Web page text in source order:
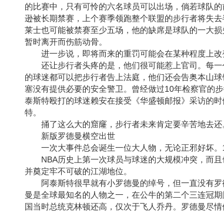
的比赛中，只有可怜的六名球员可以出场，倘若球队
逊被长期禁赛，上个赛季领跑整个联盟的步行者将失
莱士也可能被禁赛至少五场，他的缺席是球队的一大
暂时离开而伤筋动骨。
进一步说，即将而来的重罚可能会在某种程度上改
还让步行者头疼的是，他们很可能惹上官司。每一
的球迷都可以把步行者告上法庭，他们还会告奥本山
塞没有提供必要的安全警卫。曾经做过10年检察官的
泰斯特殴打的球迷赖安在接受《华盛顿邮报》采访的
特。
捅了这么大的窟窿，步行者未来肯定要辛苦地去还
新版罗德曼横空出世
一次大事件总会诞生一位大人物，无论正邪好坏。
NBA历史上第一次球员与球迷的大规模冲突，而且
并奠定牢不可破的江湖地位。
阿泰斯特很早就有小罗德曼的绰号，但一直没有罗
曼是全球最知名的人物之一，在公牛的第二个三连冠
国当时总统克林顿还高，仅次于飞人乔丹。罗德曼尽